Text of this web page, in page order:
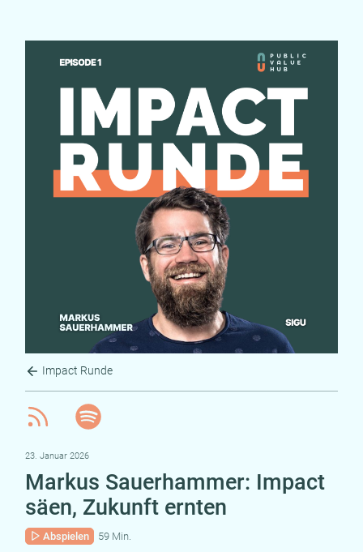
Impact Runde
23. Januar 2026
Markus Sauerhammer: Impact
säen, Zukunft ernten
Abspielen 59 Min.